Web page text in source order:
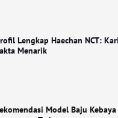
Lengkap Haechan NCT:
Menarik
Model Baju Kebaya